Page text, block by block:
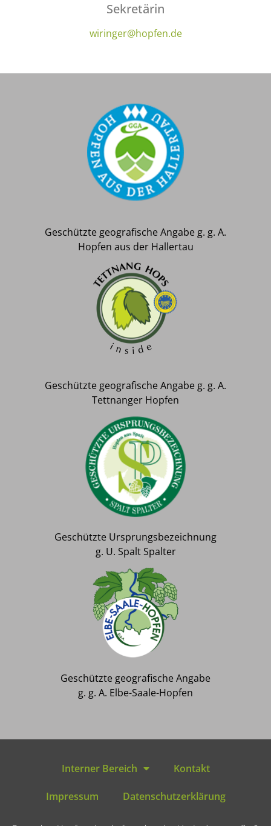
Sekretärin
wiringer@hopfen.de
Geschützte geografische Angabe g. g. A.
Hopfen aus der Hallertau
Geschützte geografische Angabe g. g. A.
Tettnanger Hopfen
Geschützte Ursprungsbezeichnung
g. U. Spalt Spalter
Geschützte geografische Angabe
g. g. A. Elbe-Saale-Hopfen
Interner Bereich Kontakt
Impressum Datenschutzerklärung